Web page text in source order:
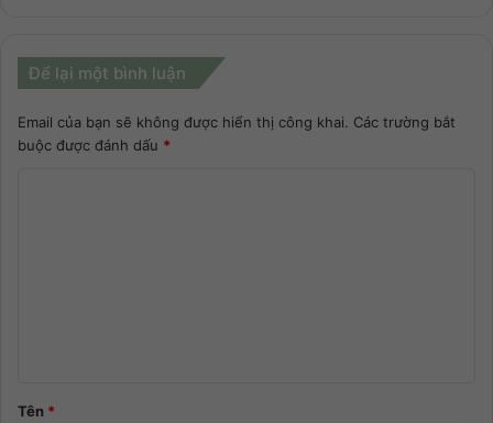
Để lại một bình luận
Email của bạn sẽ không được hiển thị công khai. Các trường bắt
buộc được đánh dấu *
Tên *